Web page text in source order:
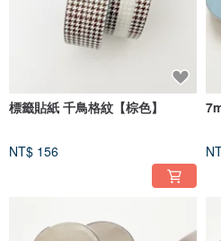
標籤貼紙 千鳥格紋【棕色】
NT$ 156